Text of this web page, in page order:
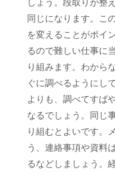
しょう。段取りが整
同じになります。こ
を変えることがポイ
るので難しい仕事に
り組みます。わから
ぐに調べるようにし
よりも、調べてすば
なるでしょう。同じ
り組むとよいです。
う、連絡事項や資料
るなどしましょう。